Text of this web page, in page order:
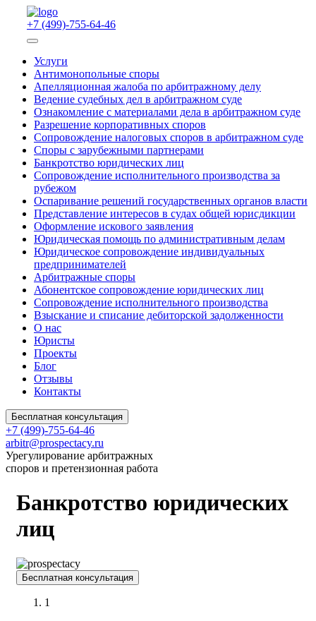
+7 (499)-755-64-46
Услуги
Антимонопольные споры
Апелляционная жалоба по арбитражному делу
Ведение судебных дел в арбитражном суде
Ознакомление с материалами дела в арбитражном суде
Разрешение корпоративных споров
Сопровождение налоговых споров в арбитражном суде
Споры с зарубежными партнерами
Банкротство юридических лиц
Сопровождение исполнительного производства за
рубежом
Оспаривание решений государственных органов власти
Представление интересов в судах общей юрисдикции
Оформление искового заявления
Юридическая помощь по административным делам
Юридическое сопровождение индивидуальных
предпринимателей
Арбитражные споры
Абонентское сопровождение юридических лиц
Сопровождение исполнительного производства
Взыскание и списание дебиторской задолженности
О нас
Юристы
Проекты
Блог
Отзывы
Контакты
Бесплатная консультация
+7 (499)-755-64-46
arbitr@prospectacy.ru
Урегулирование арбитражных
споров и претензионная работа
Банкротство юридических
лиц
Бесплатная консультация
1